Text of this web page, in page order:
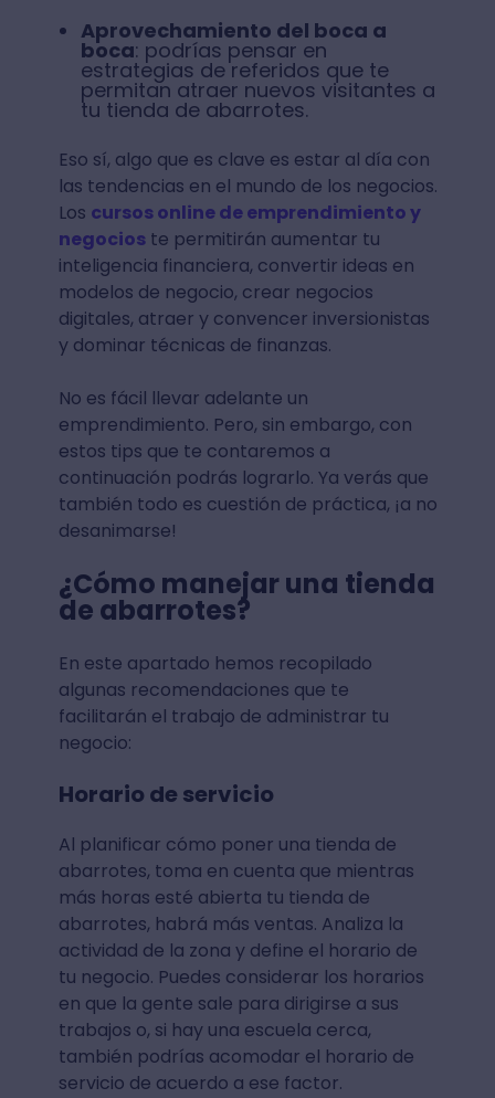
Aprovechamiento del boca a
boca: podrías pensar en
estrategias de referidos que te
permitan atraer nuevos visitantes a
tu tienda de abarrotes.
Eso sí, algo que es clave es estar al día con
las tendencias en el mundo de los negocios.
Los cursos online de emprendimiento y
negocioste permitirán aumentar tu
inteligencia financiera, convertir ideas en
modelos de negocio, crear negocios
digitales, atraer y convencer inversionistas
y dominar técnicas de finanzas.
No es fácil llevar adelante un
emprendimiento. Pero, sin embargo, con
estos tips que te contaremos a
continuación podrás lograrlo. Ya verás que
también todo es cuestión de práctica, ¡a no
desanimarse!
¿Cómo manejar una tienda
de abarrotes?
En este apartado hemos recopilado
algunas recomendaciones que te
facilitarán el trabajo de administrar tu
negocio:
Horario de servicio
Al planificar cómo poner una tienda de
abarrotes, toma en cuenta que mientras
más horas esté abierta tu tienda de
abarrotes, habrá más ventas. Analiza la
actividad de la zona y define el horario de
tu negocio. Puedes considerar los horarios
en que la gente sale para dirigirse a sus
trabajos o, si hay una escuela cerca,
también podrías acomodar el horario de
servicio de acuerdo a ese factor.